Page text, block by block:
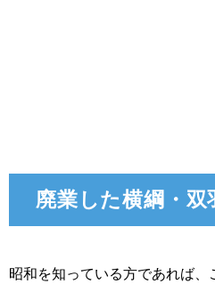
廃業した横綱・双
昭和を知っている方であれば、